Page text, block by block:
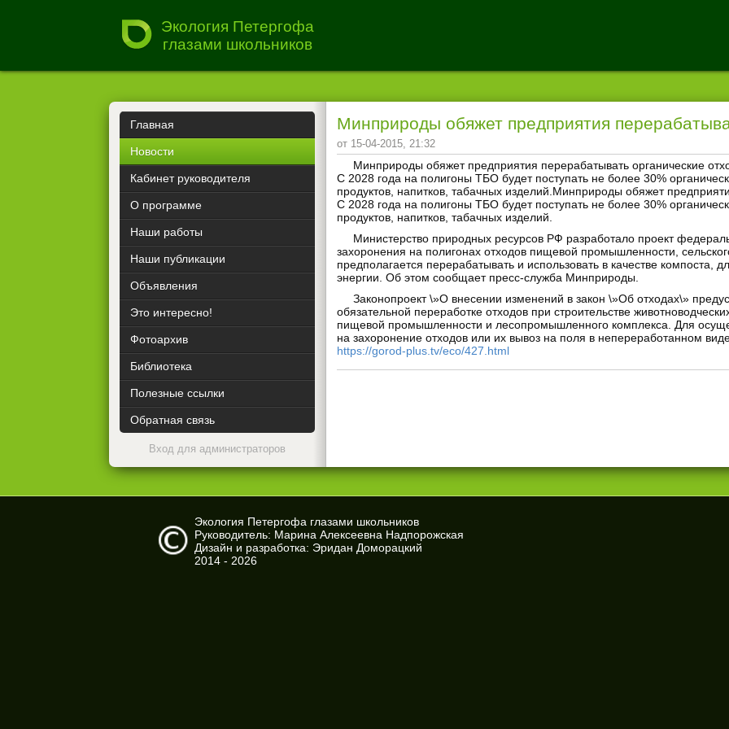
Экология Петергофа
глазами школьников
Главная
Новости
Кабинет руководителя
О программе
Наши работы
Наши публикации
Объявления
Это интересно!
Фотоархив
Библиотека
Полезные ссылки
Обратная связь
Вход для администраторов
Минприроды обяжет предприятия
от 15-04-2015, 21:32
Минприроды обяжет предприятия перерабатывать органические
С 2028 года на полигоны ТБО будет поступать не более 30%
продуктов, напитков, табачных изделий. Минприроды обяжет
С 2028 года на полигоны ТБО будет поступать не более 30%
продуктов, напитков, табачных изделий.
Министерство природных ресурсов РФ разработало проект
захоронения на полигонах отходов пищевой промышленности,
предполагается перерабатывать и использовать в качестве компоста,
энергии. Об этом сообщает пресс-служба Минприроды.
Законопроект \»О внесении изменений в закон \»Об отходах\»
обязательной переработке отходов при строительстве
пищевой промышленности и лесопромышленного комплекса. Для
на захоронение отходов или их вывоз на поля в непереработанном
https://gorod-plus.tv/eco/427.html
Экология Петергофа глазами школьников
Руководитель: Марина Алексеевна Надпорожская
Дизайн и разработка: Эридан Доморацкий
2014 - 2026